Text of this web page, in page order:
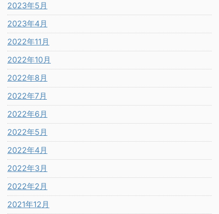
2023年5月
2023年4月
2022年11月
2022年10月
2022年8月
2022年7月
2022年6月
2022年5月
2022年4月
2022年3月
2022年2月
2021年12月